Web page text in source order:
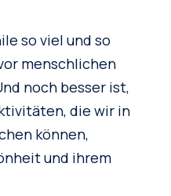
so viel und so
menschlichen
noch besser ist,
die wir in
können,
und ihrem